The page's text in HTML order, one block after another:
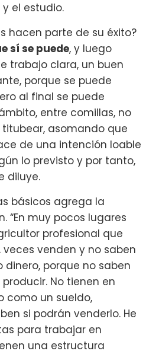
el estudio.
hacen parte de su éxito?
sí se puede, y luego
trabajo clara, un buen
porque se puede
al final se puede
entre comillas, no
titubear, asomando que
de una intención loable
lo previsto y por tanto,
diluye.
básicos agrega la
“En muy pocos lugares
profesional que
veces venden y no saben
porque no saben
No tienen en
como un sueldo,
si podrán venderlo. He
para trabajar en
una estructura